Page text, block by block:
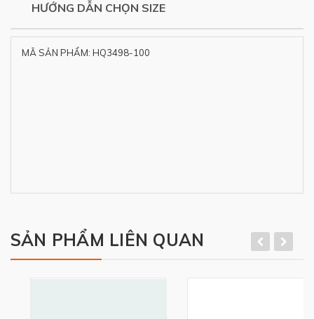
HƯỚNG DẪN CHỌN SIZE
MÃ SẢN PHẨM: HQ3498-100
SẢN PHẨM LIÊN QUAN